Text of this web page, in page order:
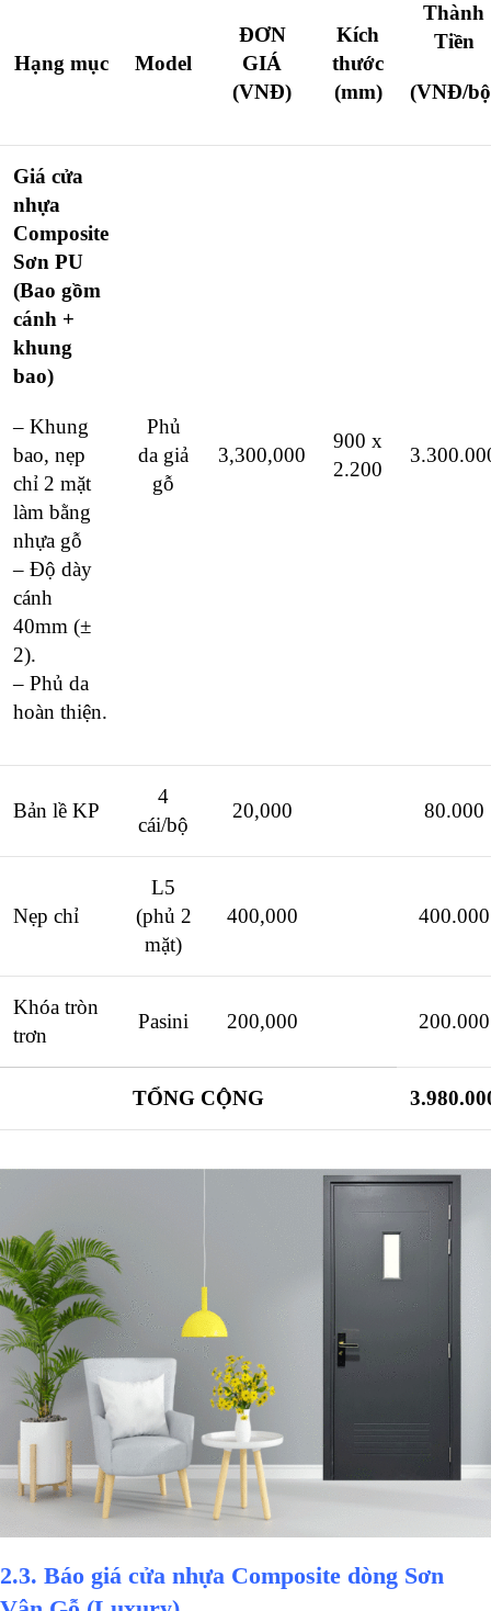
Hạng mục Model
ĐƠN
GIÁ
(VNĐ)
Kích
thước
(mm)
Thành
Tiền
(VNĐ/
Giá cửa
nhựa
Composite
Sơn PU
(Bao gồm
cánh +
khung
bao)
– Khung
bao, nẹp
chỉ 2 mặt
làm bằng
nhựa gỗ
– Độ dày
cánh
40mm (±
2).
– Phủ da
hoàn thiện.
Phủ
da giả
gỗ
3,300,000
900 x
2.200
Bản lề KP
4
cái/bộ
20,000 80.000
Nẹp chỉ
L5
(phủ 2
mặt)
400,000 400.000
Khóa tròn
trơn
Pasini 200,000 200.000
TỔNG CỘNG
2.3. Báo giá cửa nhựa Composite dòng Sơn